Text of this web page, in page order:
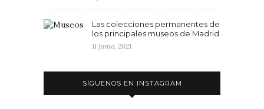
Las colecciones permanentes de
los principales museos de Madrid
11 junio, 2021
SÍGUENOS EN INSTAGRAM